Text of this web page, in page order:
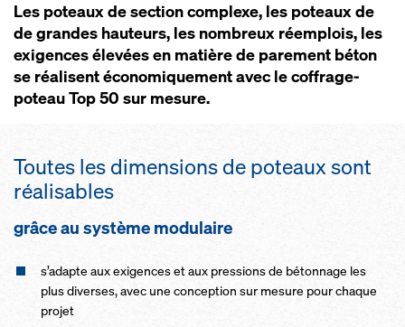
Les poteaux de section complexe, les poteaux de
de grandes hauteurs, les nombreux réemplois, les
exigences élevées en matière de parement béton
se réalisent économiquement avec le coffrage-
poteau Top 50 sur mesure.
Toutes les dimensions de poteaux sont
réalisables
grâce au système modulaire
s’adapte aux exigences et aux pressions de bétonnage les
plus diverses, avec une conception sur mesure pour chaque
projet